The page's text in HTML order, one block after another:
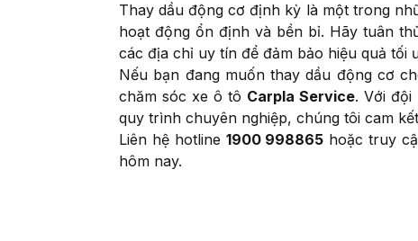
Thay dầu động cơ định kỳ là một trong
hoạt động ổn định và bền bỉ. Hãy tuân
các địa chỉ uy tín để đảm bảo hiệu quả tối
Nếu bạn đang muốn thay dầu động cơ
chăm sóc xe ô tô Carpla Service. Với đội
quy trình chuyên nghiệp, chúng tôi cam
Liên hệ hotline 1900 998865 hoặc truy
hôm nay.